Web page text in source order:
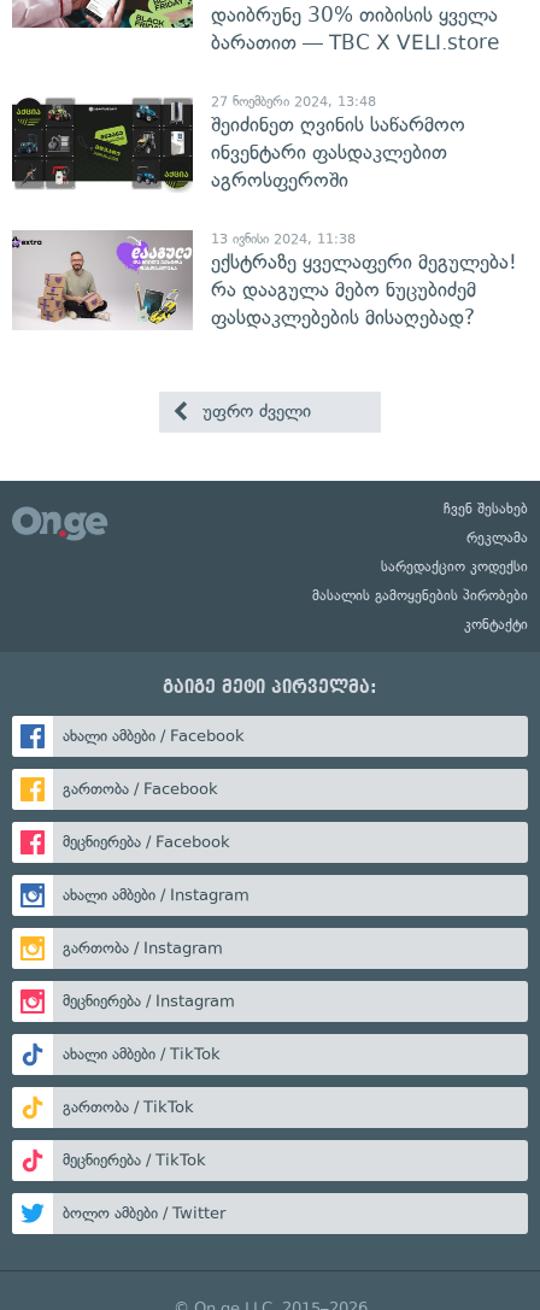
დაიბრუნე 30% თიბისის ყველა
ბარათით — TBC X VELI.store
27 ნოემბერი 2024, 13:48
შეიძინეთ ღვინის საწარმოო
ინვენტარი ფასდაკლებით
აგროსფეროში
13 ივნისი 2024, 11:38
ექსტრაზე ყველაფერი მეგულება!
რა დააგულა მებო ნუცუბიძემ
ფასდაკლებების მისაღებად?
უფრო ძველი
ჩვენ შესახებ
რეკლამა
სარედაქციო კოდექსი
მასალის გამოყენების პირობები
კონტაქტი
გაიგე მეტი პირველმა:
ახალი ამბები / Facebook
გართობა / Facebook
მეცნიერება / Facebook
ახალი ამბები / Instagram
გართობა / Instagram
მეცნიერება / Instagram
ახალი ამბები / TikTok
გართობა / TikTok
მეცნიერება / TikTok
ბოლო ამბები / Twitter